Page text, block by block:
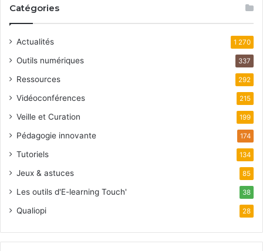
Catégories
Actualités 1 270
Outils numériques 337
Ressources 292
Vidéoconférences 215
Veille et Curation 199
Pédagogie innovante 174
Tutoriels 134
Jeux & astuces 85
Les outils d'E-learning Touch' 38
Qualiopi 28